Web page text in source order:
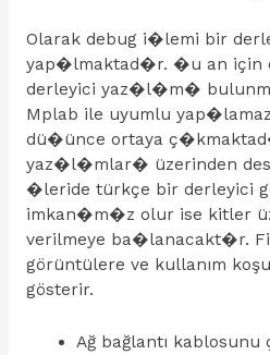
Olarak debug i�lemi bir
yap�lmaktad�r. �u an için
derleyici yaz�l�m�
Mplab ile uyumlu
dü�ünce ortaya
yaz�l�mlar� üzerinden
�leride türkçe bir derleyici
imkan�m�z olur ise kitler
verilmeye ba�lanacakt�r.
görüntülere ve kullanım
gösterir.
Ağ bağlantı kablosunu